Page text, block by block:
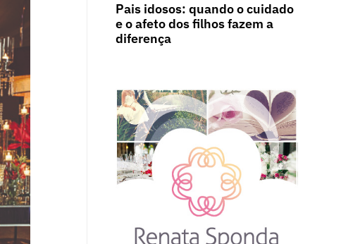
Pais idosos: quando o cuidado
e o afeto dos filhos fazem a
diferença